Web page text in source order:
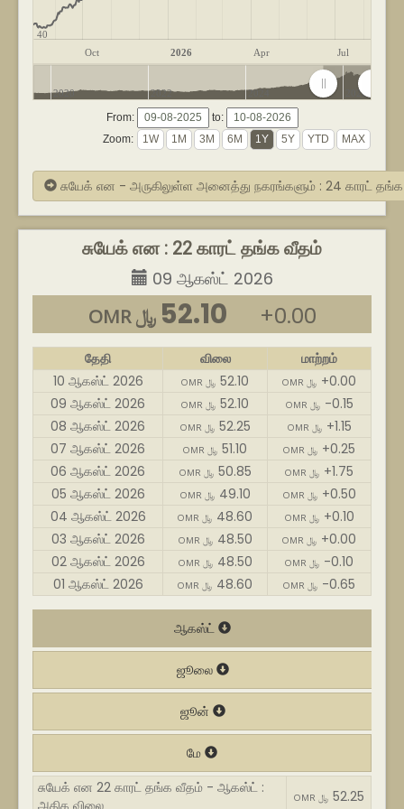
Oct 2026 Apr Jul
40
2020 2022 2024 2026
From:
to:
Zoom:
சுயேக் என - அருகிலுள்ள அனைத்து நகரங்களும் : 24 காரட்
சுயேக் என : 22 காரட் தங்க வீதம்
09 ஆகஸ்ட் 2026
OMR ﷼ 52.10 +0.00
தேதி விலை
மாற்றம்
10 ஆகஸ்ட் 2026
OMR ﷼ 52.10 OMR ﷼ +0.00
09 ஆகஸ்ட் 2026
OMR ﷼ 52.10 OMR ﷼ -0.15
08 ஆகஸ்ட் 2026
OMR ﷼ 52.25 OMR ﷼ +1.15
07 ஆகஸ்ட் 2026
OMR ﷼ 51.10 OMR ﷼ +0.25
06 ஆகஸ்ட் 2026
OMR ﷼ 50.85 OMR ﷼ +1.75
05 ஆகஸ்ட் 2026
OMR ﷼ 49.10 OMR ﷼ +0.50
04 ஆகஸ்ட் 2026
OMR ﷼ 48.60 OMR ﷼ +0.10
03 ஆகஸ்ட் 2026
OMR ﷼ 48.50 OMR ﷼ +0.00
02 ஆகஸ்ட் 2026
OMR ﷼ 48.50 OMR ﷼ -0.10
01 ஆகஸ்ட் 2026
OMR ﷼ 48.60 OMR ﷼ -0.65
ஆகஸ்ட்
ஜூலை
ஜூன்
மே
சுயேக் என 22 காரட் தங்க வீதம் - ஆகஸ்ட் :
OMR ﷼ 52.25